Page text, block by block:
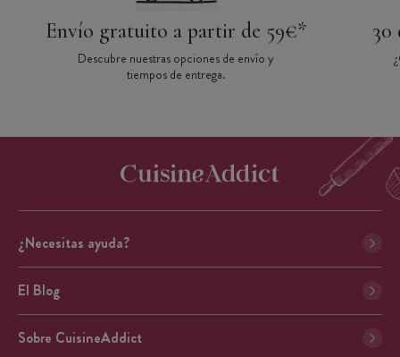
Envío gratuito a partir de 59€*
Descubre nuestras opciones de envío y
tiempos de entrega.
30
¿Necesitas ayuda?
El Blog
Sobre CuisineAddict